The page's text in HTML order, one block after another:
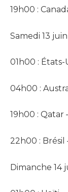
19h00 :
Samedi 13 juin
01h00 : États-
04h00 :
19h00 : Qatar
22h00 : Brésil
Dimanche 14